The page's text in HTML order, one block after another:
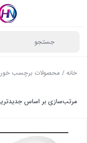
خانه/ محصولات برچسب خورده
مرتب‌سازی بر اساس